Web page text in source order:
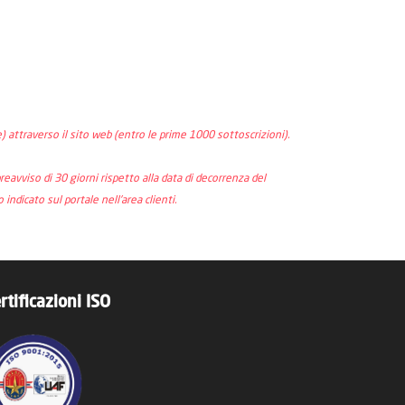
attraverso il sito web (entro le prime 1000 sottoscrizioni).
di 30 giorni rispetto alla data di decorrenza del
indicato sul portale nell'area clienti.
ISO